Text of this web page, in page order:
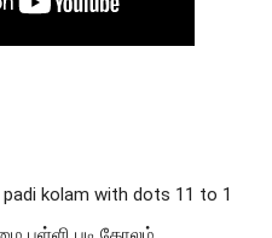
kolam with dots 11 to 1